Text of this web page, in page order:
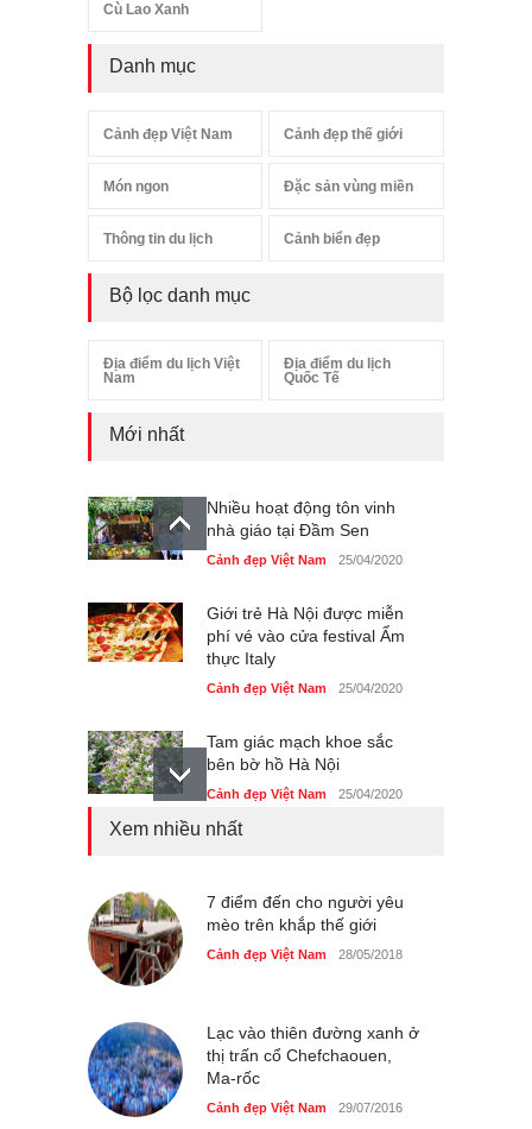
Cù Lao Xanh
Danh mục
Cảnh đẹp Việt Nam Cảnh đẹp thế giới
Món ngon Đặc sản vùng miền
Thông tin du lịch Cảnh biển đẹp
Bộ lọc danh mục
Địa điểm du lịch Việt
Nam
Địa điểm du lịch
Quốc Tế
Mới nhất
Nhiều hoạt động tôn vinh
nhà giáo tại Đầm Sen
Cảnh đẹp Việt Nam 25/04/2020
Giới trẻ Hà Nội được miễn
phí vé vào cửa festival Ẩm
thực Italy
Cảnh đẹp Việt Nam 25/04/2020
Tam giác mạch khoe sắc
bên bờ hồ Hà Nội
Cảnh đẹp Việt Nam 25/04/2020
Cảnh đẹp Việt Nam 24/04/2020
Chợ đêm Phú Quốc có nhà
40 xe ôtô du lịch tự lái đầu
tiên qua cửa khẩu Móng Cái
Cảnh đẹp Việt Nam 24/04/2020
Xem nhiều nhất
7 điểm đến cho người yêu
mèo trên khắp thế giới
Cảnh đẹp Việt Nam 28/05/2018
Lạc vào thiên đường xanh ở
thị trấn cổ Chefchaouen,
Ma-rốc
Cảnh đẹp Việt Nam 29/07/2016